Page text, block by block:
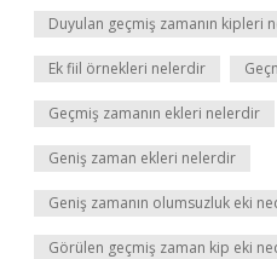
Duyulan geçmiş zamanın kipleri
Ek fiil örnekleri nelerdir
Geçmiş zamanın ekleri nelerdir
Geniş zaman ekleri nelerdir
Geniş zamanın olumsuzluk eki
Görülen geçmiş zaman kip eki